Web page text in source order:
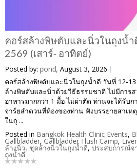
คอร์สล้างพิษตับและนิ่วในถุงน้ำ
2569 (เสาร์- อาทิตย์)
Posted by: pond, August 3, 2026
คอร์สล้างพิษตับและนิ่วในถุงน้ำดี วันที่ 12-13
ล้างพิษตับและนิ่วด้วยวีธีธรรมชาติ ไม่มีการ
อาหารมากกว่า 1 มื้อ ไม่ผ่าตัด ท่านจะได้รับ
จาร์ยลำดวนที่ห้องของท่าน ฟังบรรยายสาเห
ในถุ ...
Posted in Bangkok Health Clinic Events,
Gallbladder, Gallbladder Flush Camp,
ล้างนิ่ว, ชุดล้างนิ่วในถุงน้ำดี, ประสบการณ์จ
ถุงน้ำดี